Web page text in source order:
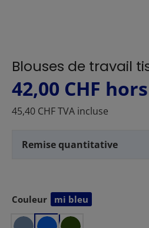
Blouses de travail
42,00 CHF
45,40 CHF TVA incluse
Remise quantitative
Sélectionnez
Couleur mi bleu